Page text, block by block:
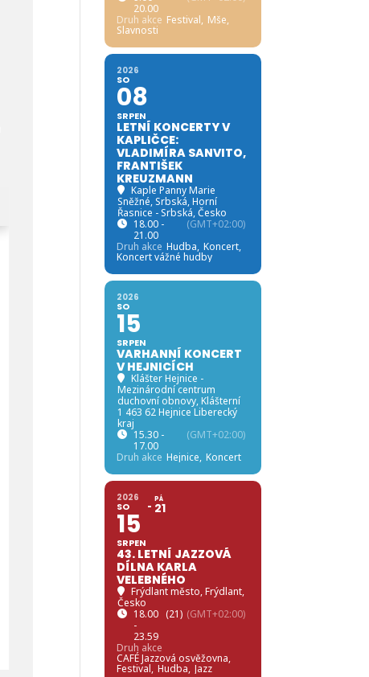
20.00
Druh akce Festival, Mše,
Slavnosti
2026
SO
08
SRPEN
LETNÍ KONCERTY V
KAPLIČCE:
VLADIMÍRA SANVITO,
FRANTIŠEK
KREUZMANN
Kaple Panny Marie
Sněžné, Srbská, Horní
Řasnice - Srbská, Česko
18.00 -
21.00
(GMT+02:00)
Druh akce Hudba, Koncert,
Koncert vážné hudby
2026
SO
15
SRPEN
VARHANNÍ KONCERT
V HEJNICÍCH
Klášter Hejnice -
Mezinárodní centrum
duchovní obnovy, Klášterní
1 463 62 Hejnice Liberecký
kraj
15.30 -
17.00
(GMT+02:00)
Druh akce Hejnice, Koncert
2026
SO
15
SRPEN
PÁ
21
43. LETNÍ JAZZOVÁ
DÍLNA KARLA
VELEBNÉHO
Frýdlant město, Frýdlant,
Česko
18.00
-
23.59
(21) (GMT+02:00)
Druh akce
CAFÉ Jazzová osvěžovna,
Festival, Hudba, Jazz